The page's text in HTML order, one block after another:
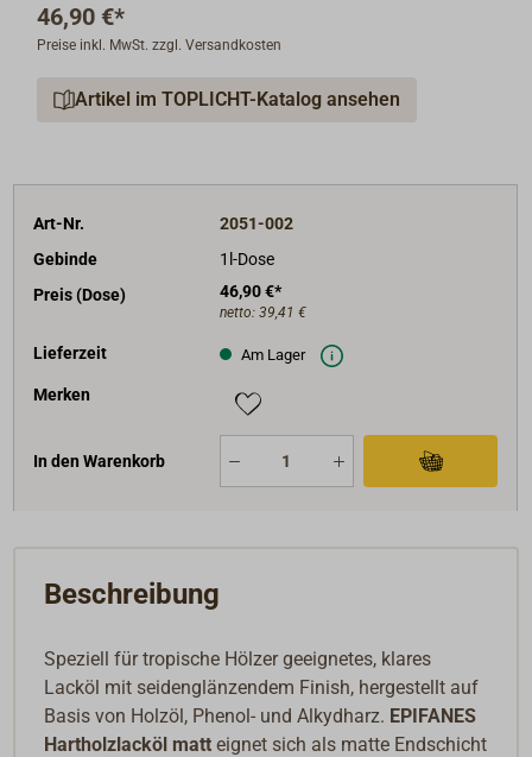
Applikationsmethode:
Spritzpistole (professionelle Anwender)
3 Std., schleifbar nach 24 Std., überstreichbar
46,90 €*
Preise inkl. MwSt. zzgl. Versandkosten
Artikel im TOPLICHT-Katalog ansehen
Art-Nr.
2051-002
Gebinde
1l-Dose
Preis (Dose)
46,90 €*
netto: 39,41 €
Lieferzeit Am Lager
Merken
In den Warenkorb
Beschreibung
Speziell für tropische Hölzer geeignetes, klares
Lacköl mit seidenglänzendem Finish, hergestellt auf
Basis von Holzöl, Phenol- und Alkydharz. EPIFANES
Hartholzlacköl matt eignet sich als matte Endschicht